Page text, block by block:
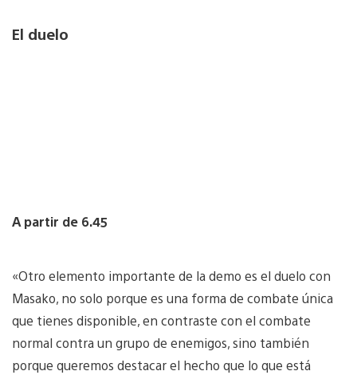
El duelo
A partir de 6.45
«Otro elemento importante de la demo es el duelo con
Masako, no solo porque es una forma de combate única
que tienes disponible, en contraste con el combate
normal contra un grupo de enemigos, sino también
porque queremos destacar el hecho que lo que está